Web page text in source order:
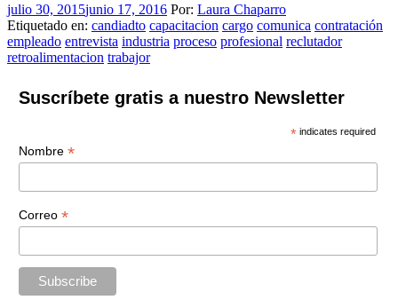
julio 30, 2015junio 17, 2016 Por: Laura Chaparro
Etiquetado en: candiadto capacitacion cargo comunica contratación
empleado entrevista industria proceso profesional reclutador
retroalimentacion trabajor
Suscríbete gratis a nuestro Newsletter
* indicates required
Nombre *
Correo *